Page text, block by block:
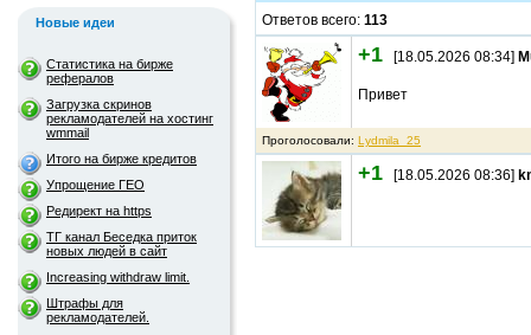
Новые идеи
Статистика на бирже
рефералов
Загрузка скринов
рекламодателей на хостинг
wmmail
Итого на бирже кредитов
Упрощение ГЕО
Редирект на https
ТГ канал Беседка приток
новых людей в сайт
Increasing withdraw limit.
Штрафы для
рекламодателей.
Ответов всего: 113
+1 [18.05.2026 08:34]
Привет
Проголосовали: Lydmila_25
+1 [18.05.2026 08:36]